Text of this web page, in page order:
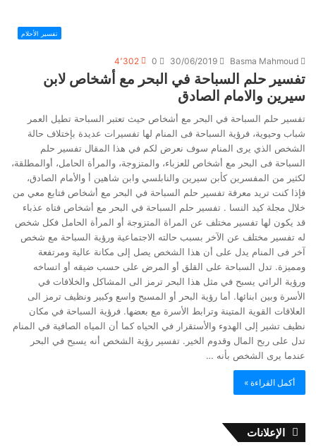
تفسير الأحلام
Basma Mahmoud
30/06/2019
0 4٬302
تفسير حلم السباحة في البحر مع أشخاص لابن
سيرين والامام الصادق
تفسير حلم السباحة في البحر مع أشخاص حيث تعتبر السباحة تطيل العمر
شباب وحيوية، فرؤية السباحة فى المنام لها تفسيرات عديدة بإختلاف حالة
الشخص الذي يرى المنام سوف نعرض لكم في هذا المقال تفسير حلم
السباحة فى البحر مع أشخاص للعزباء، والمتزوجة، والمرأة الحامل، أوالمطلقة،
لكثير من المفسرين كأبن سيرين والنابلسي وابن شاهين أ والأمام الصادق،
فإذا كنت تريد معرفة تفسير حلم السباحة في البحر مع أشخاص فتابع معي من
خلال مجلة كيد النسا . تفسير حلم السباحة في البحر مع أشخاص فتاه عذباء
قد يكون لها تفسير مختلف عن المراة المتزوجة أو المرأة الحامل فكل شخص
له تفسير مختلف عن الآخر بسبب حالته الاجتماعية ورؤية السباحة مع شخص
آخر فى المنام يدل على أن هذا الشخص يصل إلى مكانة عالية ومرتفعة
ومميزة. تدل السباحة على القلق أو المرض على حسب ضيقه أو اتساخه
ورؤية الرائي يسبح في مثل هذا البحر ترمز الى المشاكل والخلافات في
الأسرة وبين ابنائها. أما رؤية البحر أو المسبح واسع وكبير ونظيف ترمز الى
العلاقات القوية المتينة وترابط الأسرة مع بعضها. فرؤية السباحة في مكان
نظيف تشير إلى الهدوء والأستقرار في الحياه كما أن المياه الصافية في المنام
تدل على ربح المال وقدوم الخير. تفسير رؤية الشخص أنه يسبح في البحر
عندما يرى الشخص بأنه …
أكمل القراءة »
الإعلانات